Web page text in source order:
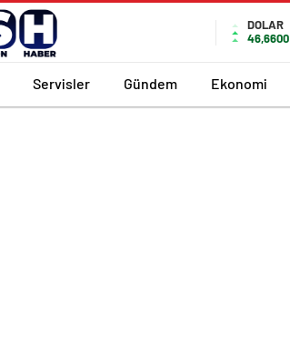
DOLAR
46,6600
Servisler Gündem Ekonomi